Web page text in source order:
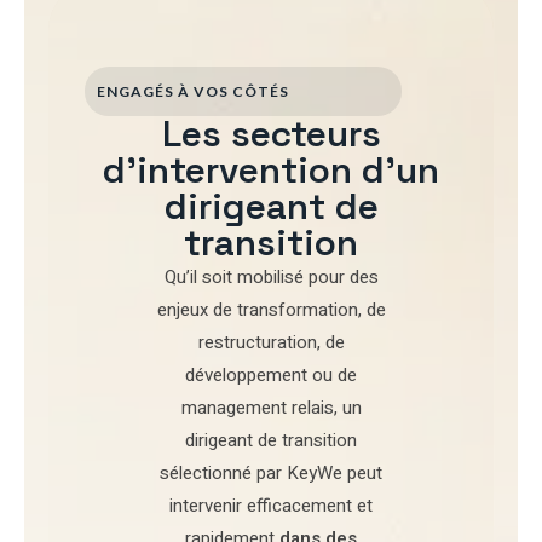
ENGAGÉS À VOS CÔTÉS
Les secteurs
d'intervention d'un
dirigeant de
transition
Qu’il soit mobilisé pourdes
enjeux de transformation, de
restructuration, de
développementou de
management relais, un
dirigeant de transition
sélectionné par KeyWe peut
intervenir efficacement et